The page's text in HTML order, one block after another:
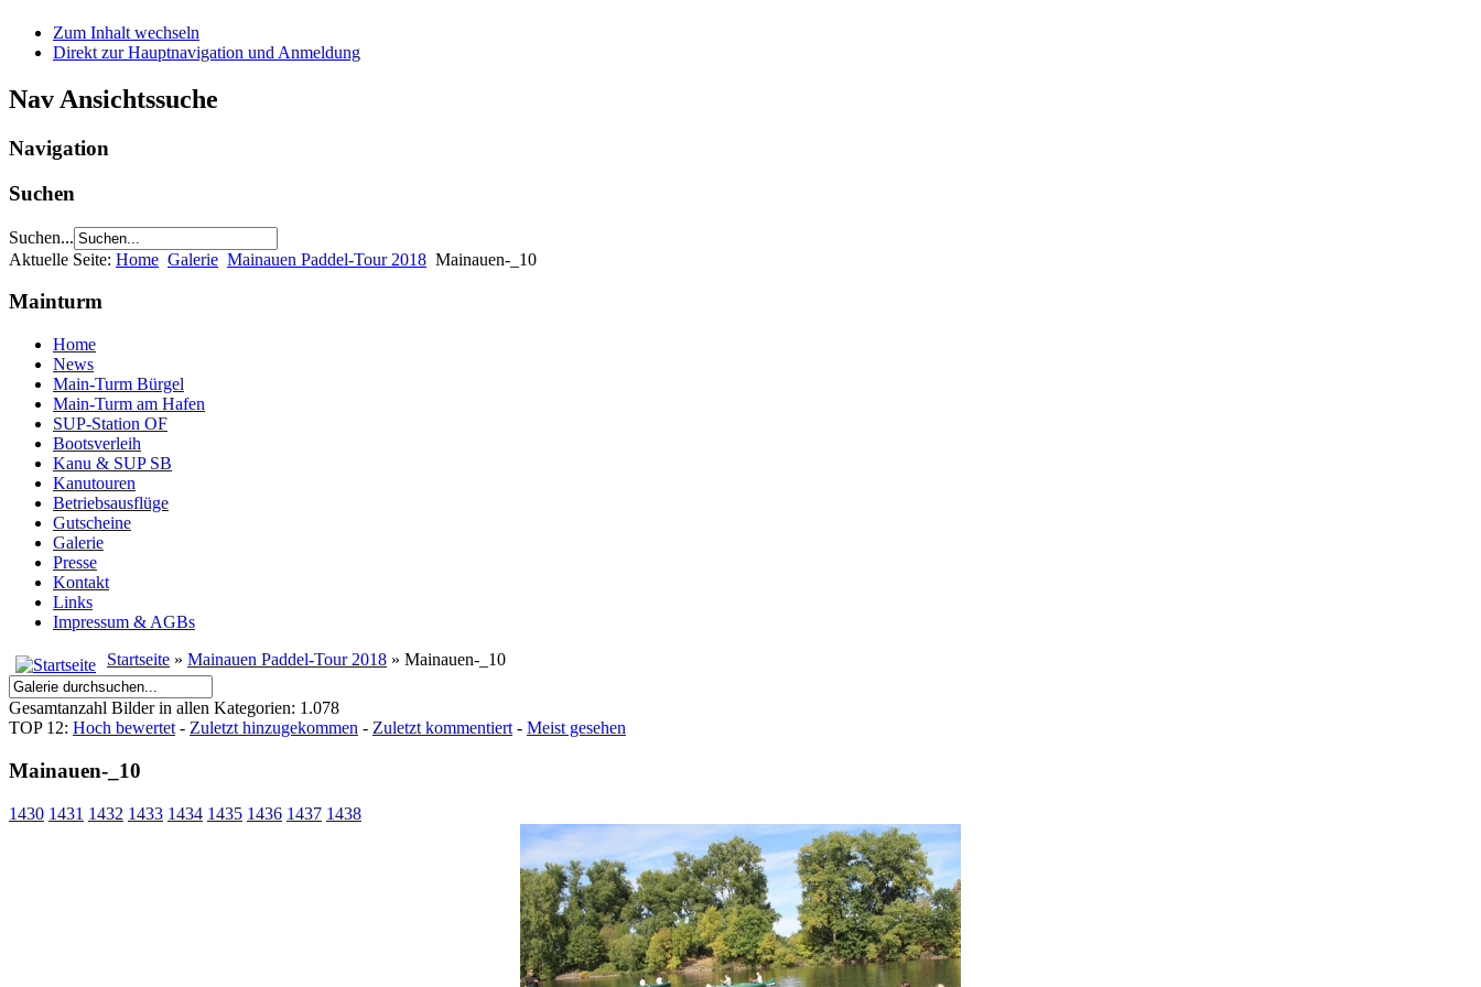
Zum Inhalt wechseln
Direkt zur Hauptnavigation und Anmeldung
Nav Ansichtssuche
Navigation
Suchen
Suchen...
Aktuelle Seite: Home Galerie Mainauen Paddel-Tour 2018 Mainauen-_10
Mainturm
Home
News
Main-Turm Bürgel
Main-Turm am Hafen
SUP-Station OF
Bootsverleih
Kanu & SUP SB
Kanutouren
Betriebsausflüge
Gutscheine
Galerie
Presse
Kontakt
Links
Impressum & AGBs
Startseite » Mainauen Paddel-Tour 2018 » Mainauen-_10
Gesamtanzahl Bilder in allen Kategorien: 1.078
TOP 12: Hoch bewertet - Zuletzt hinzugekommen - Zuletzt kommentiert - Meist gesehen
Mainauen-_10
1430 1431 1432 1433 1434 1435 1436 1437 1438